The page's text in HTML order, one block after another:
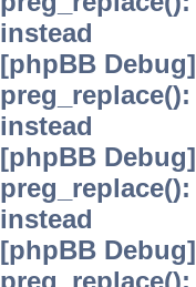
instead
[phpBB
instead
[phpBB
instead
[phpBB